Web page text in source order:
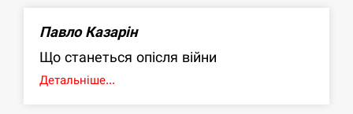
Павло Казарін
Що станеться опісля війни
Детальніше...